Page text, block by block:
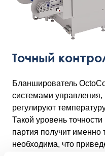
Точный
Бланширователь
системами управления,
регулируют
Такой уровень точности
партия получит именно
необходима, что